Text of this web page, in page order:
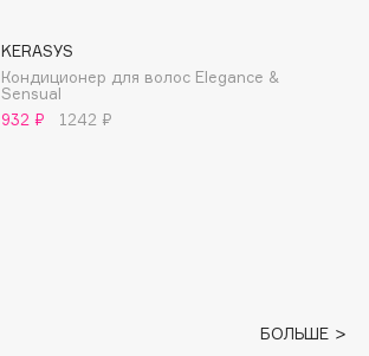
KERASYS
Кондиционер для волос Elegance &
Sensual
932 ₽
1242 ₽
БОЛЬШЕ